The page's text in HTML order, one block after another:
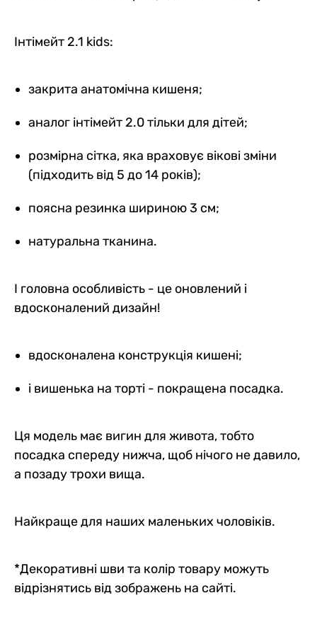
Інтімейт 2.1 kids:
закрита анатомічна кишеня;
аналог інтімейт 2.0 тільки для дітей;
розмірна сітка, яка враховує вікові зміни
(підходить від 5 до 14 років);
поясна резинка шириною 3 см;
натуральна тканина.
І головна особливість - це оновлений і
вдосконалений дизайн!
вдосконалена конструкція кишені;
і вишенька на торті - покращена посадка.
Ця модель має вигин для живота, тобто
посадка спереду нижча, щоб нічого не давило,
а позаду трохи вища.
Найкраще для наших маленьких чоловіків.
*Декоративні шви та колір товару можуть
відрізнятись від зображень на сайті.